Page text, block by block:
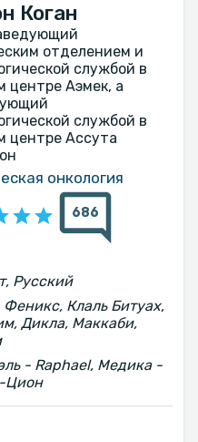
Коган
отделением и
службой в
центре Аэмек, а
службой в
центре Ассута
онкология
686
Русский
Клаль Битуах,
Дикла, Маккаби,
- Raphael, Медика -
Цион